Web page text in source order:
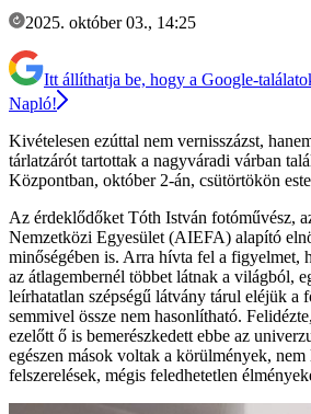
2025. október 03., 14:25
Itt állíthatja be, hogy a Google-
Napló!
Kivételesen ezúttal nem vernisszázst,
tárlatzárót tartottak a nagyváradi várban
Központban, október 2-án, csütörtökön
Az érdeklődőket Tóth István fotóművész,
Nemzetközi Egyesület (AIEFA) alapító
minőségében is. Arra hívta fel a figyelmet,
az átlagembernél többet látnak a világból,
leírhatatlan szépségű látvány tárul eléjük a
semmivel össze nem hasonlítható.
ezelőtt ő is bemerészkedett ebbe az
egészen mások voltak a körülmények, nem
felszerelések, mégis feledhetetlen